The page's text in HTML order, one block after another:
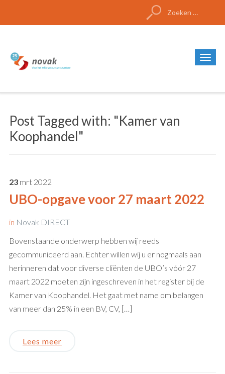
Zoeken
naar:
Post Tagged with: "Kamer van
Koophandel"
23 mrt 2022
UBO-opgave voor 27 maart 2022
in Novak DIRECT
Bovenstaande onderwerp hebben wij reeds
gecommuniceerd aan. Echter willen wij u er nogmaals aan
herinneren dat voor diverse cliënten de UBO’s vóór 27
maart 2022 moeten zijn ingeschreven in het register bij de
Kamer van Koophandel. Het gaat met name om belangen
van meer dan 25% in een BV, CV, […]
Lees meer